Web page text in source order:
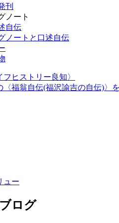
刊
ノート
自伝
ノートと口述自伝
ヒストリー良知〉
〈福翁自伝(福沢諭吉の自伝)〉
ュー
ログ